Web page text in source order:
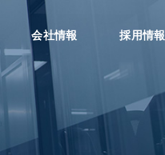
会社情報 採用情報